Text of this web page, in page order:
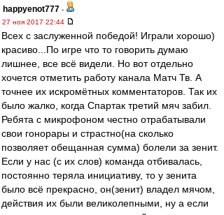
happyenot777 -
27 ноя 2017 22:44
Всех с заслуженной победой! Играли хорошо)
красиво...По игре что то говорить думаю
лишнее, все всё видели. Но вот отдельно
хочется отметить работу канала Матч Тв. А
точнее их искромётных комментаторов. Так их
было жалко, когда Спартак третий мяч забил.
Ребята с микрофоном честно отрабатывали
свои гонорары и страстно(на сколько
позволяет обещанная сумма) болели за зенит.
Если у нас (с их слов) команда отбивалась,
постоянно теряла инициативу, то у зенита
было всё прекрасно, он(зенит) владел мячом,
действия их были великолепными, ну а если